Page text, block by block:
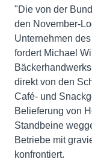
"Die von der
den November-
Unternehmen
fordert Michael
direkt von den
Café- und
Belieferung von
Standbeine
Betriebe mit
konfrontiert.